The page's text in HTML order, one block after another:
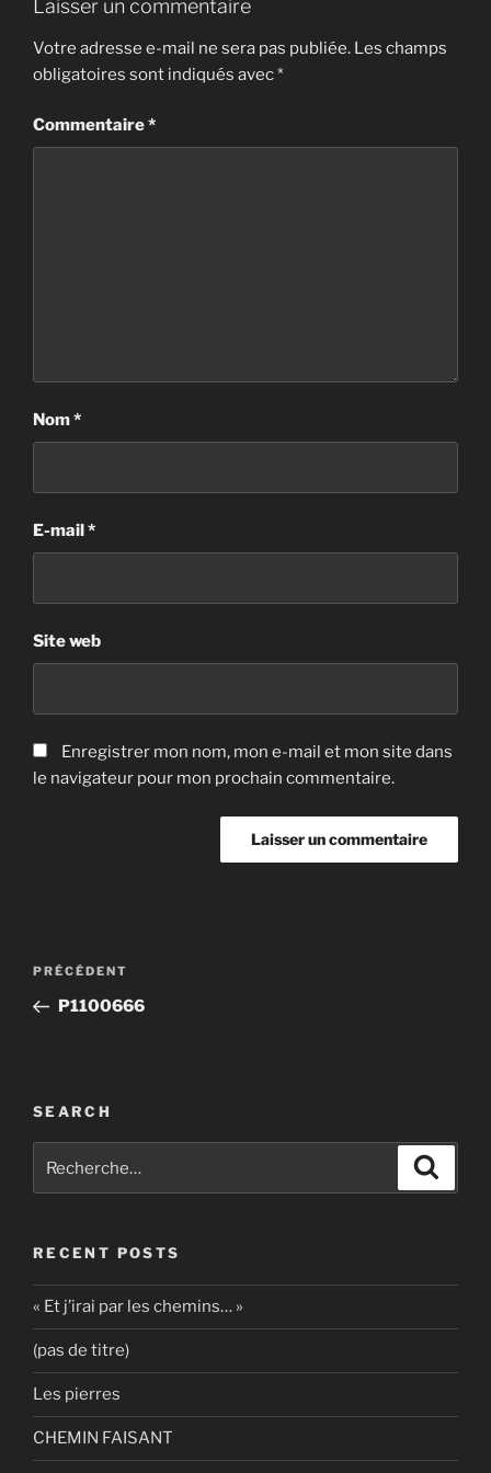
Laisser un commentaire
Votre adresse e-mail ne sera pas publiée. Les champs
obligatoires sont indiqués avec*
Commentaire*
Nom*
E-mail *
Site web
Enregistrer mon nom, mon e-mail et mon site dans
le navigateur pour mon prochain commentaire.
Navigation
l’article
Article
précédent
PRÉCÉDENT
P1100666
SEARCH
RECENT POSTS
« Et j’irai par les chemins… »
(pas de titre)
Les pierres
CHEMIN FAISANT